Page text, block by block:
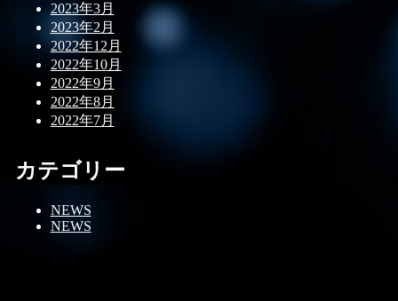
2023年3月
2023年2月
2022年12月
2022年10月
2022年9月
2022年8月
2022年7月
カテゴリー
NEWS
NEWS